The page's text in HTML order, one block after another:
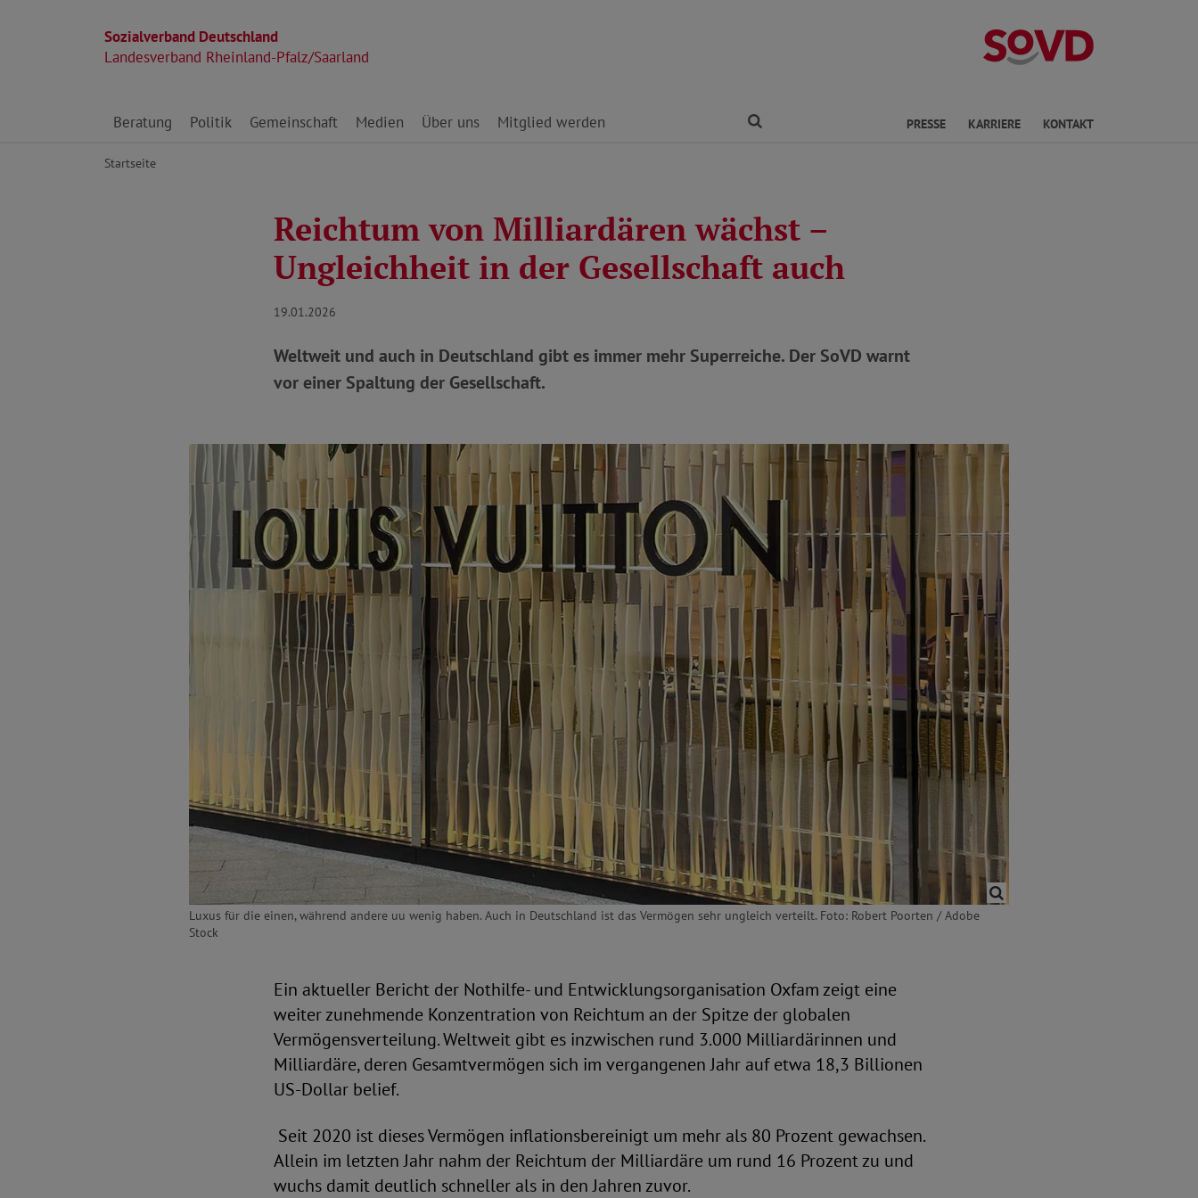
Sozialverband Deutschland
Landesverband Rheinland-Pfalz/Saarland
Landesverband
Direkt zu den Inhalten springen
Beratung Politik Gemeinschaft Medien Über uns Mitglied werden PRESSE KARRIERE KONTAKT
Startseite
Reichtum von Milliardären wächst –
Ungleichheit in der Gesellschaft auch
19.01.2026
Weltweit und auch in Deutschland gibt es immer mehr Superreiche. Der SoVD warnt
vor einer Spaltung der Gesellschaft.
Luxus für die einen, während andere uu wenig haben. Auch in Deutschland ist das Vermögen sehr ungleich verteilt. Foto: Robert Poorten / Adobe
Stock
Ein aktueller Bericht der Nothilfe- und Entwicklungsorganisation Oxfam zeigt eine
weiter zunehmende Konzentration von Reichtum an der Spitze der globalen
Vermögensverteilung. Weltweit gibt es inzwischen rund 3.000 Milliardärinnen und
Milliardäre, deren Gesamtvermögen sich im vergangenen Jahr auf etwa 18,3 Billionen
US-Dollar belief.
Seit 2020 ist dieses Vermögen inflationsbereinigt um mehr als 80 Prozent gewachsen.
Allein im letzten Jahr nahm der Reichtum der Milliardäre um rund 16 Prozent zu und
wuchs damit deutlich schneller als in den Jahren zuvor.